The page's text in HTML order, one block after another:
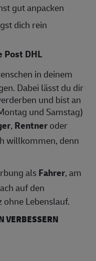
gut anpacken
dich rein
Post DHL
in deinem
Dabei lässt du dir
und bist an
und Samstag)
, Rentneroder
willkommen, denn
alsFahrer, am
auf den
Lebenslauf.
VERBESSERN